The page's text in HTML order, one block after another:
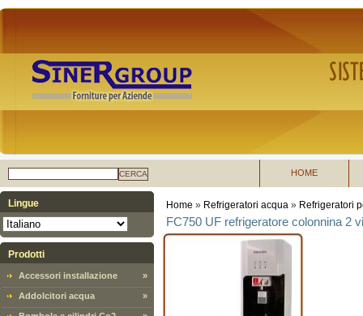
CERCA HOME
Lingue
Prodotti
Accessori installazione »
Addolcitori acqua »
Home » Refrigeratori acqua » Refrigeratori
FC750 UF refrigeratore colonnina 2